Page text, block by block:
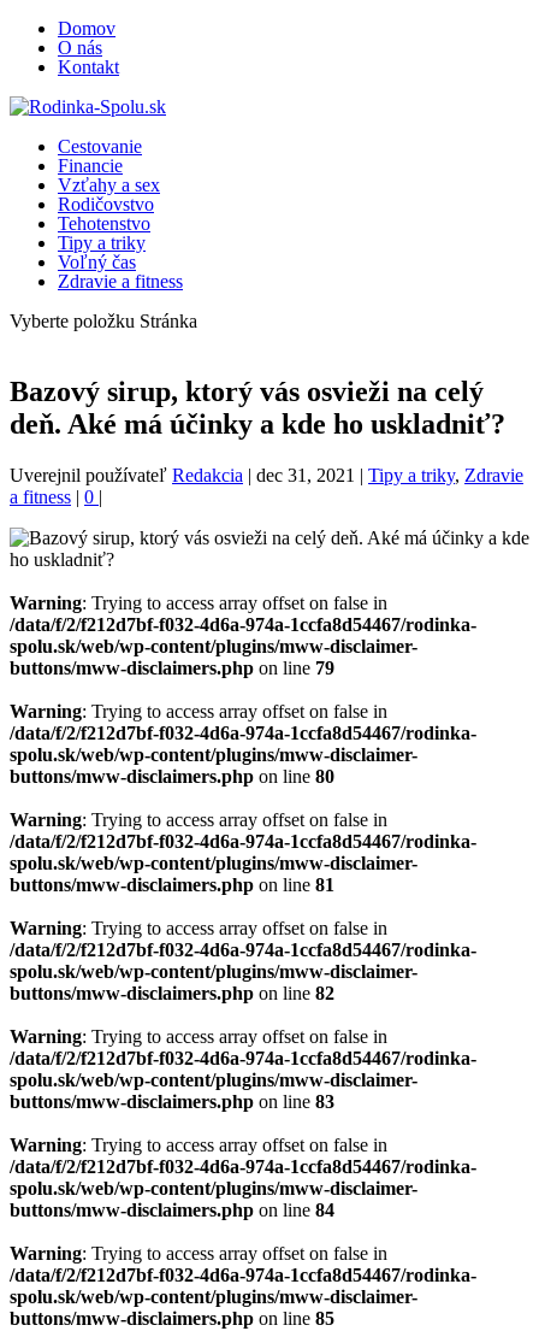
Domov
O nás
Kontakt
Cestovanie
Financie
Vzťahy a sex
Rodičovstvo
Tehotenstvo
Tipy a triky
Voľný čas
Zdravie a fitness
Vyberte položku Stránka
Bazový sirup, ktorý vás osvieži na celý
deň. Aké má účinky a kde ho uskladniť?
Uverejnil používateľ Redakcia | dec 31, 2021 | Tipy a triky, Zdravie
a fitness | 0 |
Warning: Trying to access array offset on false in
/data/f/2/f212d7bf-f032-4d6a-974a-1ccfa8d54467/rodinka-
spolu.sk/web/wp-content/plugins/mww-disclaimer-
buttons/mww-disclaimers.php on line 79
Warning: Trying to access array offset on false in
/data/f/2/f212d7bf-f032-4d6a-974a-1ccfa8d54467/rodinka-
spolu.sk/web/wp-content/plugins/mww-disclaimer-
buttons/mww-disclaimers.php on line 80
Warning: Trying to access array offset on false in
/data/f/2/f212d7bf-f032-4d6a-974a-1ccfa8d54467/rodinka-
spolu.sk/web/wp-content/plugins/mww-disclaimer-
buttons/mww-disclaimers.php on line 81
Warning: Trying to access array offset on false in
/data/f/2/f212d7bf-f032-4d6a-974a-1ccfa8d54467/rodinka-
spolu.sk/web/wp-content/plugins/mww-disclaimer-
buttons/mww-disclaimers.php on line 82
Warning: Trying to access array offset on false in
/data/f/2/f212d7bf-f032-4d6a-974a-1ccfa8d54467/rodinka-
spolu.sk/web/wp-content/plugins/mww-disclaimer-
buttons/mww-disclaimers.php on line 83
Warning: Trying to access array offset on false in
/data/f/2/f212d7bf-f032-4d6a-974a-1ccfa8d54467/rodinka-
spolu.sk/web/wp-content/plugins/mww-disclaimer-
buttons/mww-disclaimers.php on line 84
Warning: Trying to access array offset on false in
/data/f/2/f212d7bf-f032-4d6a-974a-1ccfa8d54467/rodinka-
spolu.sk/web/wp-content/plugins/mww-disclaimer-
buttons/mww-disclaimers.php on line 85